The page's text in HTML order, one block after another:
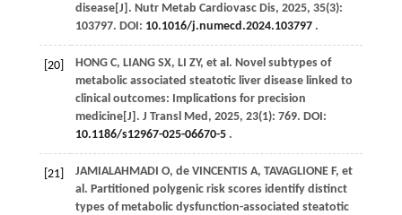
disease[J]. Nutr Metab Cardiovasc Dis, 2025, 35(3):
103797. DOI: 10.1016/j.numecd.2024.103797.
[20] HONG C, LIANG SX, LI ZY, et al . Novel subtypes of
metabolic associated steatotic liver disease linked to
clinical outcomes: Implications for precision
medicine[J]. J Transl Med , 2025, 23(1): 769. DOI:
10.1186/s12967-025-06670-5.
[21] JAMIALAHMADI O, de VINCENTIS A, TAVAGLIONE F, et
al . Partitioned polygenic risk scores identify distinct
types of metabolic dysfunction-associated steatotic